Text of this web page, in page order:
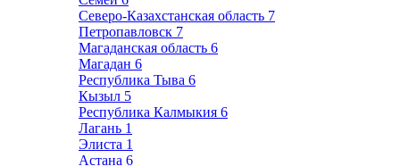
Северо-Казахстанская область 7
Петропавловск 7
Магаданская область 6
Магадан 6
Республика Тыва 6
Кызыл 5
Республика Калмыкия 6
Лагань 1
Элиста 1
Астана 6